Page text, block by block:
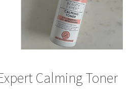
Calming Toner